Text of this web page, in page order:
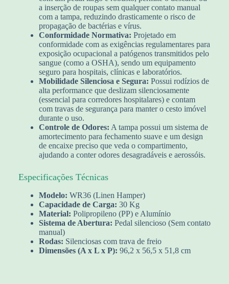
a inserção de roupas sem qualquer contato manual
com a tampa, reduzindo drasticamente o risco de
propagação de bactérias e vírus.
Conformidade Normativa: Projetado em
conformidade com as exigências regulamentares para
exposição ocupacional a patógenos transmitidos pelo
sangue (como a OSHA), sendo um equipamento
seguro para hospitais, clínicas e laboratórios.
Mobilidade Silenciosa e Segura: Possui rodízios de
alta performance que deslizam silenciosamente
(essencial para corredores hospitalares) e contam
com travas de segurança para manter o cesto imóvel
durante o uso.
Controle de Odores: A tampa possui um sistema de
amortecimento para fechamento suave e um design
de encaixe preciso que veda o compartimento,
ajudando a conter odores desagradáveis e aerossóis.
Especificações Técnicas
Modelo: WR36 (Linen Hamper)
Capacidade de Carga: 30 Kg
Material: Polipropileno (PP) e Alumínio
Sistema de Abertura: Pedal silencioso (Sem contato
manual)
Rodas: Silenciosas com trava de freio
Dimensões (A x L x P): 96,2 x 56,5 x 51,8 cm